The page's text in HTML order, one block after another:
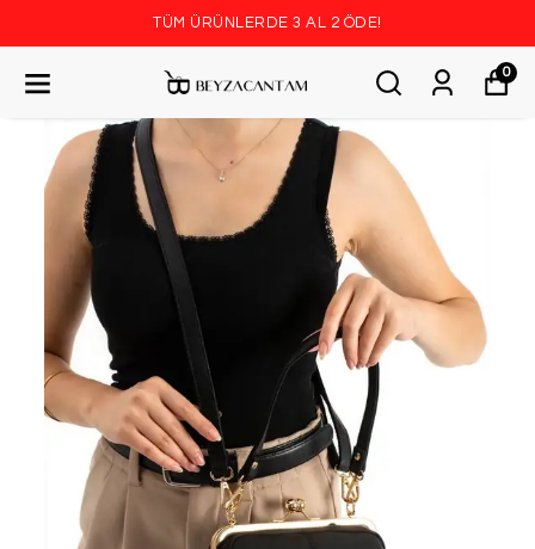
TÜM ÜRÜNLERDE 3 AL 2 ÖDE!
0